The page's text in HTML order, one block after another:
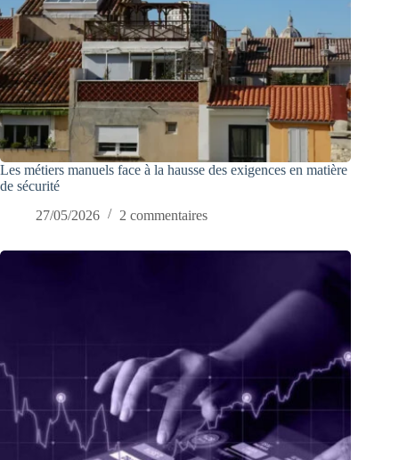
Les métiers manuels face à la hausse des exigences en matière
de sécurité
27/05/2026
2 commentaires